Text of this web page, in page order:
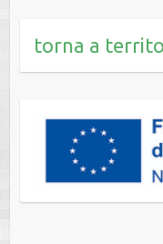
torna a